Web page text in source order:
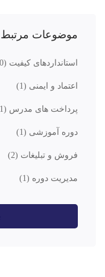
موضوعات مرتبط
استانداردهای کیفیت (0)
اعتماد و ایمنی (1)
پرداخت های مدرس (1)
دوره آموزشی (1)
فروش و تبلیغات (2)
مدیریت دوره (1)